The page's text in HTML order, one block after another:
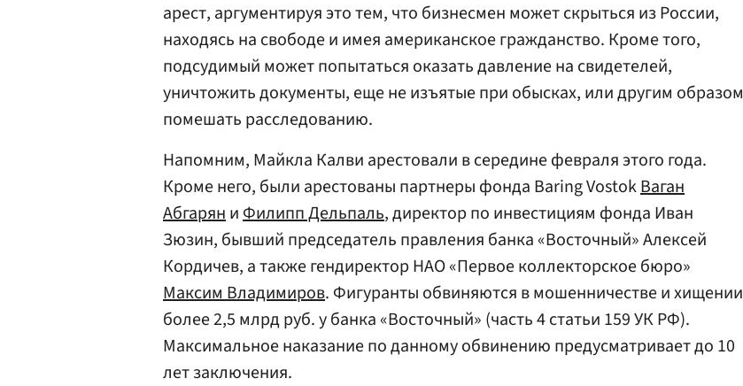
арест, аргументируя это тем, что бизнесмен может скрыться из России,
находясь на свободе и имея американское гражданство. Кроме того,
подсудимый может попытаться оказать давление на свидетелей,
уничтожить документы, еще не изъятые при обысках, или другим образом
помешать расследованию.
Напомним, Майкла Калви арестовали в середине февраля этого года.
Кроме него, были арестованы партнеры фонда Baring VostokВаган
АбгаряниФилипп Дельпаль, директор по инвестициям фонда Иван
Зюзин, бывший председатель правления банка «Восточный» Алексей
Кордичев, а также гендиректор НАО «Первое коллекторское бюро»
Максим Владимиров. Фигуранты обвиняются в мошенничестве и хищении
более 2,5 млрд руб. у банка «Восточный» (часть 4 статьи 159 УК РФ).
Максимальное наказание по данному обвинению предусматривает до 10
лет заключения.